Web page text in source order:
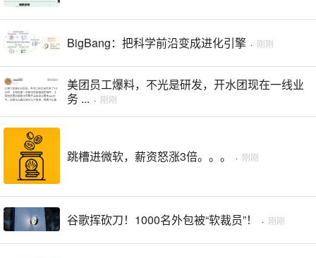
BigBang：把科学前沿变成进化引擎 · 刚刚
美团员工爆料，不光是研发，开水团现在一线业
务 ... · 刚刚
跳槽进微软，薪资怒涨3倍。。。 · 刚刚
谷歌挥砍刀！1000名外包被“软裁员”！ · 刚刚